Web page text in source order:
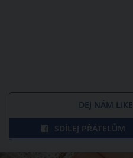
DEJ NÁM LIKE
SDÍLEJ PŘÁTELŮM